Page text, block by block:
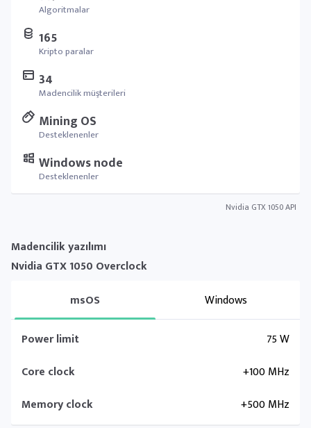
Algoritmalar
165
Kripto paralar
34
Madencilik müşterileri
Mining OS
Desteklenenler
Windows node
Desteklenenler
Nvidia GTX 1050 API
Madencilik yazılımı
Nvidia GTX 1050 Overclock
msOS
Windows
Power limit
75 W
Core clock
+100 MHz
Memory clock
+500 MHz